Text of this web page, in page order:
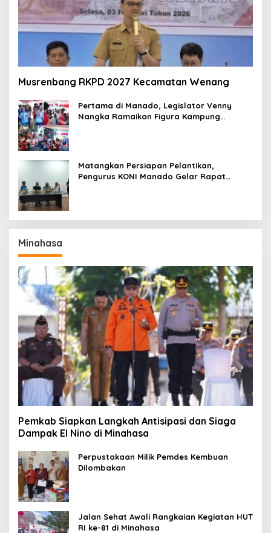
Musrenbang RKPD 2027 Kecamatan Wenang
Pertama di Manado, Legislator Venny
Nangka Ramaikan Figura Kampung
Matangkan Persiapan Pelantikan,
Pengurus KONI Manado Gelar Rapat
Minahasa
Pemkab Siapkan Langkah Antisipasi dan Siaga
Dampak El Nino di Minahasa
Perpustakaan Milik Pemdes Kembuan
Dilombakan
Jalan Sehat Awali Rangkaian Kegiatan HUT
RI ke-81 di Minahasa